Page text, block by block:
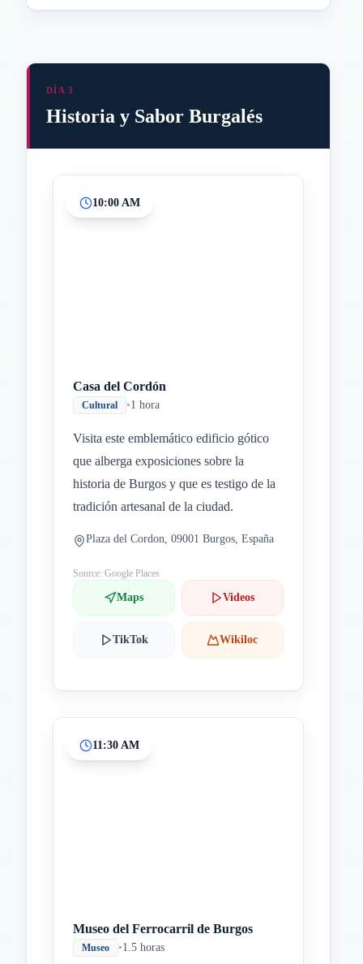
DÍA 3
Historia y Sabor Burgalés
10:00 AM
Casa del Cordón
Cultural •1 hora
Visita este emblemático edificio gótico
que alberga exposiciones sobre la
historia de Burgos y que es testigo de la
tradición artesanal de la ciudad.
Plaza del Cordon, 09001 Burgos, España
Source: Google Places
Maps Videos
TikTok Wikiloc
11:30 AM
Museo del Ferrocarril de Burgos
Museo •1.5 horas